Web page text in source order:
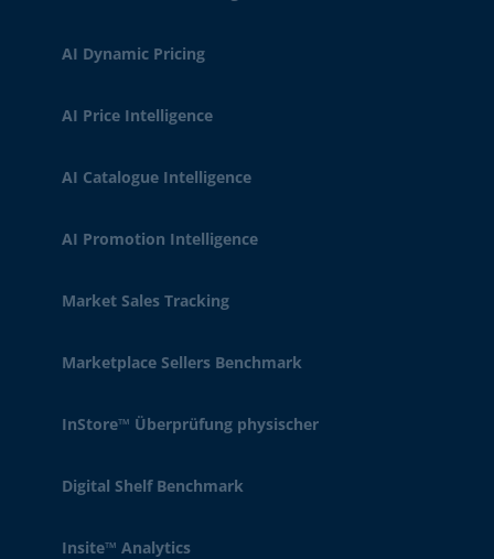
AI Dynamic Pricing
AI Price Intelligence
AI Catalogue Intelligence
AI Promotion Intelligence
Market Sales Tracking
Marketplace Sellers Benchmark
InStore™ Überprüfung physischer
Digital Shelf Benchmark
Insite™ Analytics